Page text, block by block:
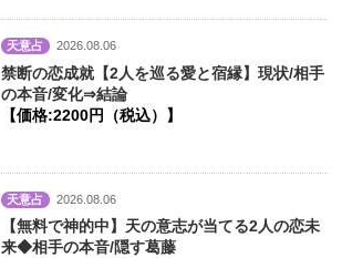
天意占 2026.08.06
禁断の恋成就【2人を巡る愛と宿縁】現状/相手
の本音/変化⇒結論
【価格:2200円（税込）】
天意占 2026.08.06
【無料で神的中】天の意志が当てる2人の恋未
来◆相手の本音/隠す葛藤